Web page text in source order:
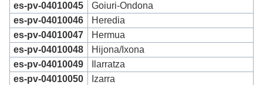
es-pv-04010045
Goiuri-Ondona
es-pv-04010046
Heredia
es-pv-04010047
Hermua
es-pv-04010048
Hijona/Ixona
es-pv-04010049
Ilarratza
es-pv-04010050
Izarra